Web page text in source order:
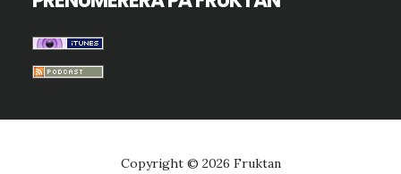
Copyright © 2026 Fruktan